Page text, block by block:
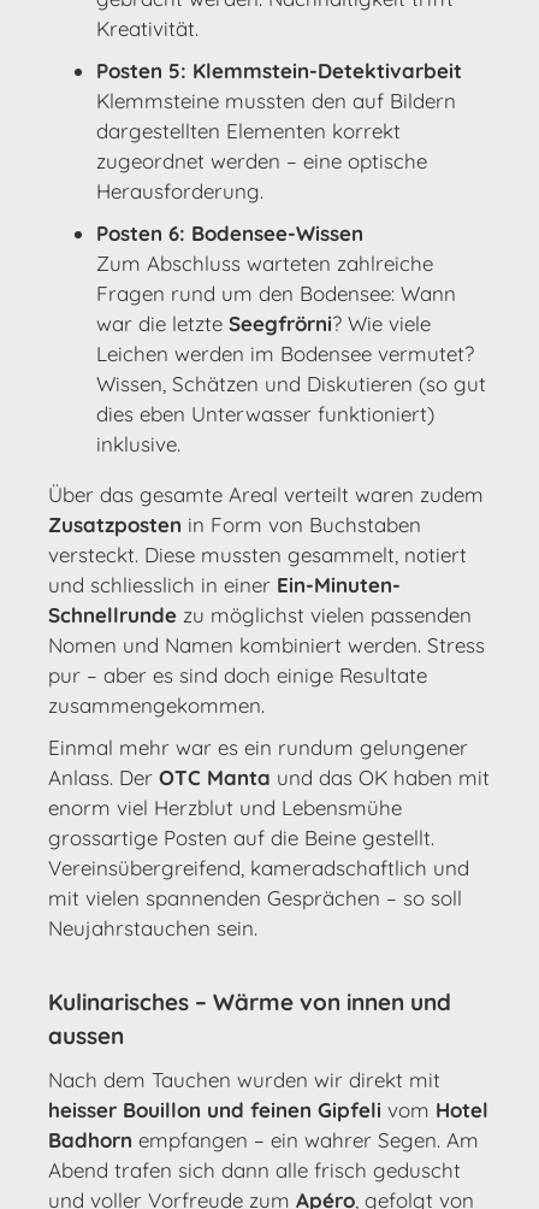
Kreativität.
Posten 5: Klemmstein-Detektivarbeit
Klemmsteine mussten den auf Bildern
dargestellten Elementen korrekt
zugeordnet werden – eine optische
Herausforderung.
Posten 6: Bodensee-Wissen
Zum Abschluss warteten zahlreiche
Fragen rund um den Bodensee: Wann
war die letzte Seegfrörni? Wie viele
Leichen werden im Bodensee vermutet?
Wissen, Schätzen und Diskutieren (so gut
dies eben Unterwasser funktioniert)
inklusive.
Über das gesamte Areal verteilt waren zudem
Zusatzposten in Form von Buchstaben
versteckt. Diese mussten gesammelt, notiert
und schliesslich in einer Ein-Minuten-
Schnellrunde zu möglichst vielen passenden
Nomen und Namen kombiniert werden. Stress
pur – aber es sind doch einige Resultate
zusammengekommen.
Einmal mehr war es ein rundum gelungener
Anlass. Der OTC Manta und das OK haben mit
enorm viel Herzblut und Lebensmühe
grossartige Posten auf die Beine gestellt.
Vereinsübergreifend, kameradschaftlich und
mit vielen spannenden Gesprächen – so soll
Neujahrstauchen sein.
Kulinarisches – Wärme von innen und
aussen
Nach dem Tauchen wurden wir direkt mit
heisser Bouillon und feinen Gipfeli vom Hotel
Badhorn empfangen – ein wahrer Segen. Am
Abend trafen sich dann alle frisch geduscht
und voller Vorfreude zum Apéro , gefolgt von